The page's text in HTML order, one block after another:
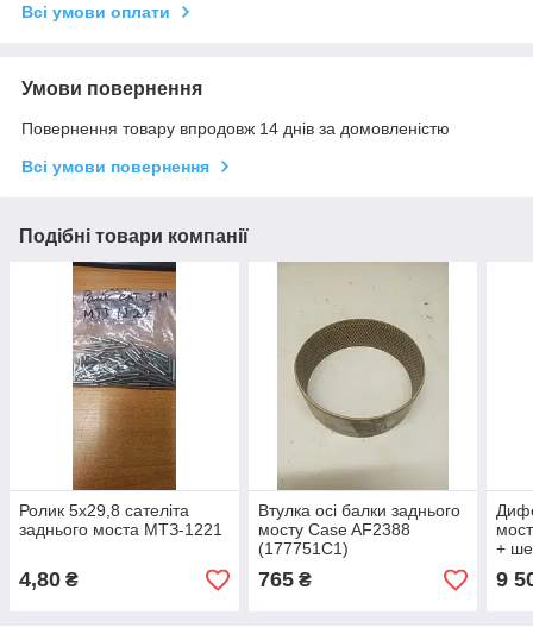
Всі умови оплати
Умови повернення
Повернення товару впродовж 14 днів за домовленістю
Всі умови повернення
Подібні товари компанії
Ролик 5х29,8 сателіта
заднього моста МТЗ-1221
4,80 ₴
Втулка осі балки заднього
мосту Case AF2388
(177751C1)
765₴
+
9